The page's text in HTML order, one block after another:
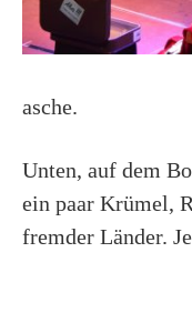
asche.
Unten, auf dem
ein paar Krümel,
fremder Länder.